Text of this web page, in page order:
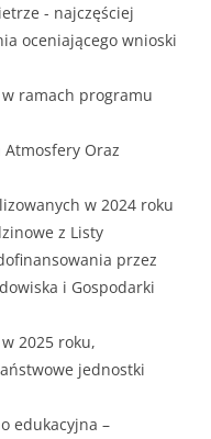
- najczęściej
oceniającego wnioski
ramach programu
Oraz
w 2024 roku
z Listy
przez
i Gospodarki
2025 roku,
jednostki
edukacyjna –